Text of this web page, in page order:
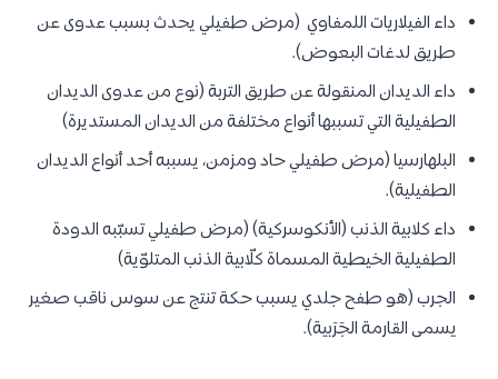
داء الفيلاريات اللمفاوي (مرض طفيلي يحدث بسبب عدوى عن
طريق لدغات البعوض).
داء الديدان المنقولة عن طريق التربة (نوع من عدوى الديدان
الطفيلية التي تسببها أنواع مختلفة من الديدان المستديرة)
البلهارسيا (مرض طفيلي حاد ومزمن، يسببه أحد أنواع الديدان
الطفيلية).
داء كلابية الذنب (الأنكوسركية) (مرض طفيلي تسبّبه الدودة
الطفيلية الخيطية المسماة كلّابية الذنب المتلوّية)
الجرب (هو طفح جلدي يسبب حكة تنتج عن سوس ناقب صغير
يسمى القارمة الجَرَبية).